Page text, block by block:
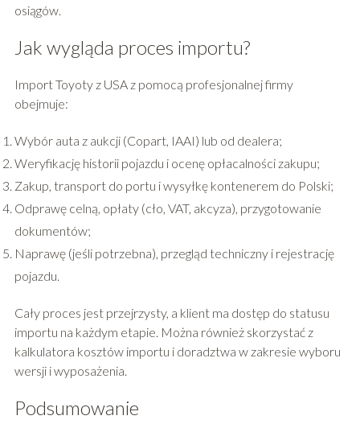
osiągów.
Jak wygląda proces importu?
Import Toyoty z USA z pomocą profesjonalnej firmy
obejmuje:
Wybór auta z aukcji (Copart, IAAI) lub od dealera;
Weryfikację historii pojazdu i ocenę opłacalności zakupu;
Zakup, transport do portu i wysyłkę kontenerem do Polski;
Odprawę celną, opłaty (cło, VAT, akcyza), przygotowanie
dokumentów;
Naprawę (jeśli potrzebna), przegląd techniczny i rejestrację
pojazdu.
Cały proces jest przejrzysty, a klient ma dostęp do statusu
importu na każdym etapie. Można również skorzystać z
kalkulatora kosztów importu i doradztwa w zakresie wyboru
wersji i wyposażenia.
Podsumowanie